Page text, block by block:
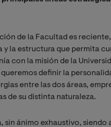
de la Facultad es
y la estructura que permita
con la misión de la
definir la
entre las dos áreas,
de su distinta naturaleza.
sin ánimo exhaustivo, siendo